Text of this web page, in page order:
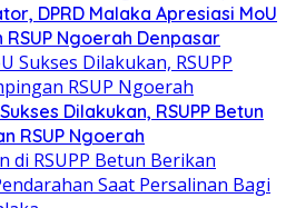
DPRD Malaka Apresiasi MoU
RSUP Ngoerah Denpasar
Dilakukan, RSUPP Betun
RSUP Ngoerah